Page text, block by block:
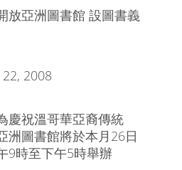
放亞洲圖書館 設圖書義
2008
慶祝溫哥華亞裔傳統
洲圖書館將於本月26日
9時至下午5時舉辦